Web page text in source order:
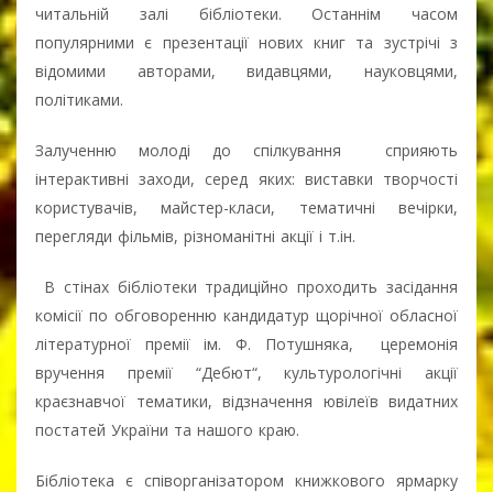
читальній залі бібліотеки. Останнім часом
популярними є презентації нових книг та зустрічі з
відомими авторами, видавцями, науковцями,
політиками.
Залученню молоді до спілкування сприяють
інтерактивні заходи, серед яких: виставки творчості
користувачів, майстер-класи, тематичні вечірки,
перегляди фільмів, різноманітні акції і т.ін.
В стінах бібліотеки традиційно проходить засідання
комісії по обговоренню кандидатур щорічної обласної
літературної премії ім. Ф. Потушняка, церемонія
вручення премії “Дебют“, культурологічні акції
краєзнавчої тематики, відзначення ювілеїв видатних
постатей України та нашого краю.
Бібліотека є співорганізатором книжкового ярмарку